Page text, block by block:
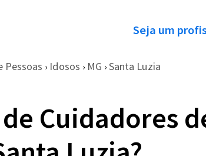
Seja um
Pessoas › Idosos › MG › Santa Luzia
Cuidadores